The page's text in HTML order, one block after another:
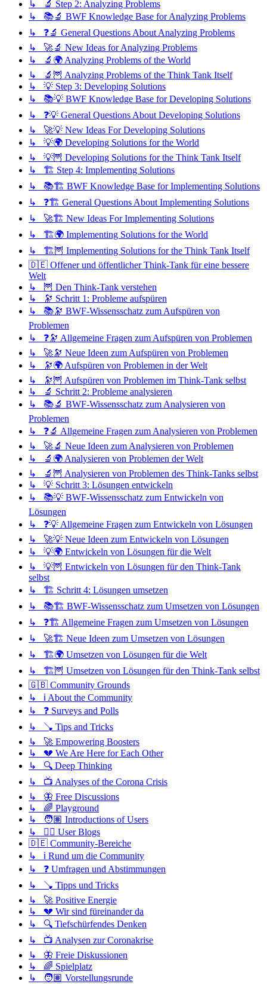
↳ 🔬 Step 2: Analyzing Problems
↳ 📚🔬 BWF Knowledge Base for Analyzing Problems
↳ ❓🔬 General Questions About Analyzing Problems
↳ 🚀🔬 New Ideas for Analyzing Problems
↳ 🔬🌍 Analyzing Problems of the World
↳ 🔬🦉 Analyzing Problems of the Think Tank Itself
↳ 💡 Step 3: Developing Solutions
↳ 📚💡 BWF Knowledge Base for Developing Solutions
↳ ❓💡 General Questions About Developing Solutions
↳ 🚀💡 New Ideas For Developing Solutions
↳ 💡🌍 Developing Solutions for the World
↳ 💡🦉 Developing Solutions for the Think Tank Itself
↳ 🏗️ Step 4: Implementing Solutions
↳ 📚🏗️ BWF Knowledge Base for Implementing Solutions
↳ ❓🏗️ General Questions About Implementing Solutions
↳ 🚀🏗️ New Ideas For Implementing Solutions
↳ 🏗️🌍 Implementing Solutions for the World
↳ 🏗️🦉 Implementing Solutions for the Think Tank Itself
🇩🇪 Offener und öffentlicher Think-Tank für eine bessere
Welt
↳ 🦉 Den Think-Tank verstehen
↳ 🔭 Schritt 1: Probleme aufspüren
↳ 📚🔭 BWF-Wissensschatz zum Aufspüren von
Problemen
↳ ❓🔭 Allgemeine Fragen zum Aufspüren von Problemen
↳ 🚀🔭 Neue Ideen zum Aufspüren von Problemen
↳ 🔭🌍 Aufspüren von Problemen in der Welt
↳ 🔭🦉 Aufspüren von Problemen im Think-Tank selbst
↳ 🔬 Schritt 2: Probleme analysieren
↳ 📚🔬 BWF-Wissensschatz zum Analysieren von
Problemen
↳ ❓🔬 Allgemeine Fragen zum Analysieren von Problemen
↳ 🚀🔬 Neue Ideen zum Analysieren von Problemen
↳ 🔬🌍 Analysieren von Problemen der Welt
↳ 🔬🦉 Analysieren von Problemen des Think-Tanks selbst
↳ 💡 Schritt 3: Lösungen entwickeln
↳ 📚💡 BWF-Wissensschatz zum Entwickeln von
Lösungen
↳ ❓💡 Allgemeine Fragen zum Entwickeln von Lösungen
↳ 🚀💡 Neue Ideen zum Entwickeln von Lösungen
↳ 💡🌍 Entwickeln von Lösungen für die Welt
↳ 💡🦉 Entwickeln von Lösungen für den Think-Tank
selbst
↳ 🏗️ Schritt 4: Lösungen umsetzen
↳ 📚🏗️ BWF-Wissensschatz zum Umsetzen von Lösungen
↳ ❓🏗️ Allgemeine Fragen zum Umsetzen von Lösungen
↳ 🚀🏗️ Neue Ideen zum Umsetzen von Lösungen
↳ 🏗️🌍 Umsetzen von Lösungen für die Welt
↳ 🏗️🦉 Umsetzen von Lösungen für den Think-Tank selbst
🇬🇧 Community Grounds
↳ ℹ️ About the Community
↳ ❓ Surveys and Polls
↳ 🪠 Tips and Tricks
↳ 🚀 Empowering Boosters
↳ 💔 We Are Here for Each Other
↳ 🔍 Deep Thinking
↳ 📺 Analyses of the Corona Crisis
↳ 🦋 Free Discussions
↳ 🌈 Playground
↳ 🧑🏽 Introductions of Users
↳ ✍🏽 User Blogs
🇩🇪 Community-Bereiche
↳ ℹ️ Rund um die Community
↳ ❓ Umfragen und Abstimmungen
↳ 🪠 Tipps und Tricks
↳ 🚀 Positive Energie
↳ 💔 Wir sind füreinander da
↳ 🔍 Tiefschürfendes Denken
↳ 📺 Analysen zur Coronakrise
↳ 🦋 Freie Diskussionen
↳ 🌈 Spielplatz
↳ 🧑🏽 Vorstellungsrunde